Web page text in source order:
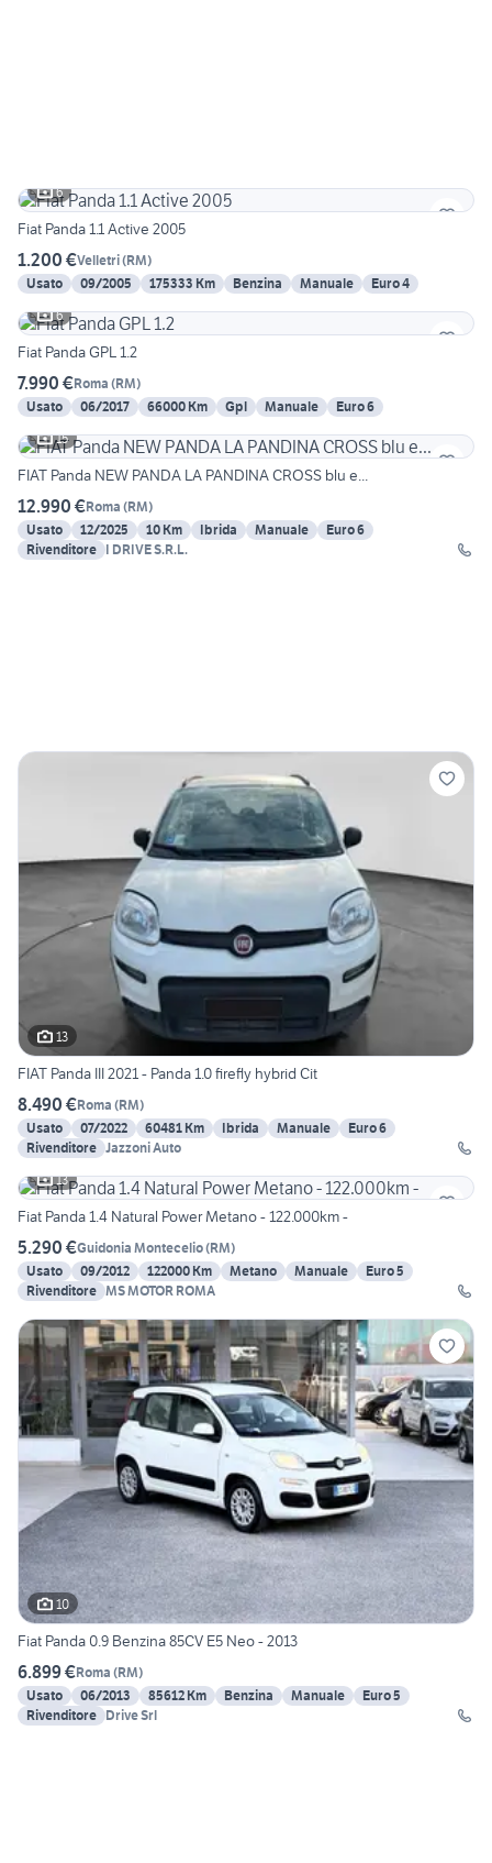
6
Fiat Panda 1.1 Active 2005
1.200 €Velletri(RM)
Usato
09/2005 175333 Km Benzina Manuale
Euro 4
6
Fiat Panda GPL 1.2
7.990 €Roma (RM)
Usato
06/2017 66000 Km Gpl Manuale
Euro 6
15
FIAT Panda NEW PANDA LA PANDINA CROSS blu e...
12.990 €Roma (RM)
Usato
12/2025 10 Km Ibrida Manuale
Euro 6
Rivenditore I DRIVE S.R.L.
13
FIAT Panda III 2021 - Panda 1.0 firefly hybrid Cit
8.490 €Roma (RM)
Usato
07/2022 60481 Km Ibrida Manuale
Euro 6
Rivenditore Jazzoni Auto
13
Fiat Panda 1.4 Natural Power Metano - 122.000km -
5.290 €Guidonia Montecelio(RM)
Usato
09/2012 122000 Km Metano Manuale
Euro 5
Rivenditore MS MOTOR ROMA
10
Fiat Panda 0.9 Benzina 85CV E5 Neo - 2013
6.899 €Roma (RM)
Usato
06/2013 85612 Km Benzina Manuale
Euro 5
Rivenditore Drive Srl